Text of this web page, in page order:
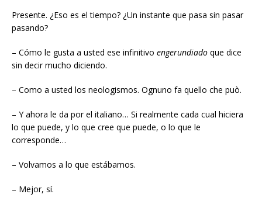
Presente. ¿Eso es el tiempo? ¿Un instante que pasa sin pasar
pasando?
– Cómo le gusta a usted ese infinitivo engerundiado que dice
sin decir mucho diciendo.
– Como a usted los neologismos. Ognuno fa quello che può.
– Y ahora le da por el italiano… Si realmente cada cual hiciera
lo que puede, y lo que cree que puede, o lo que le
corresponde…
– Volvamos a lo que estábamos.
– Mejor, sí.